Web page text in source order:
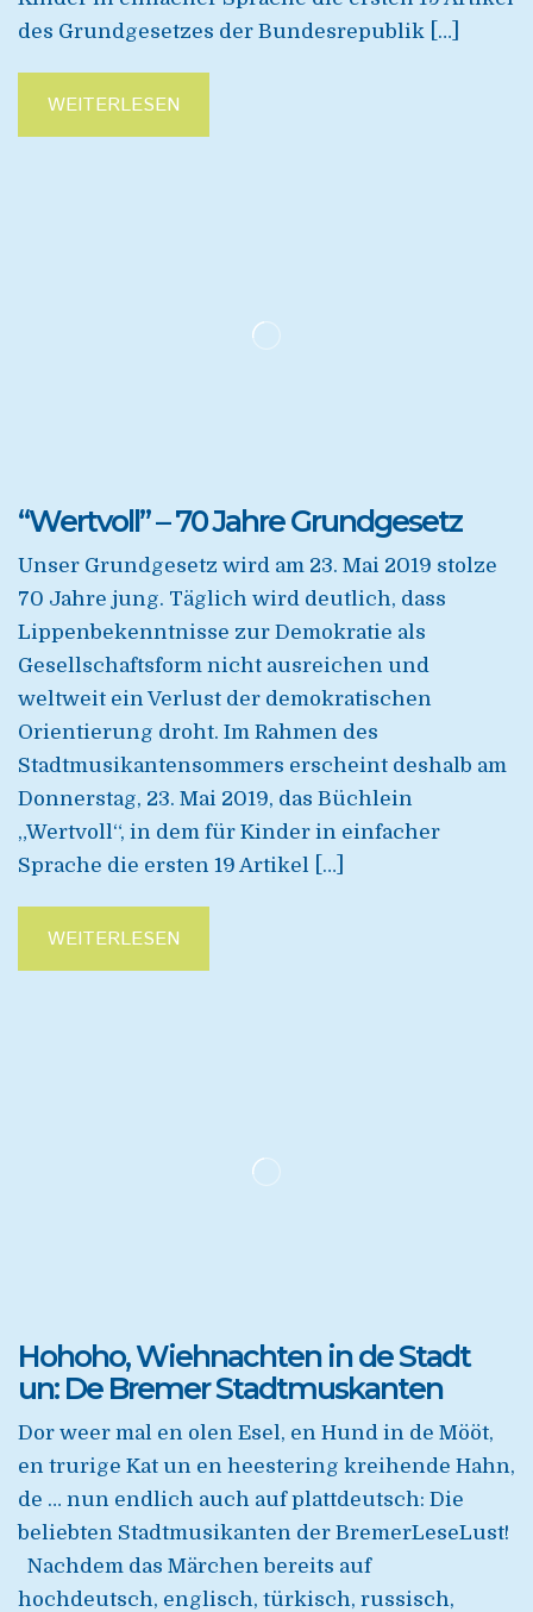
des Grundgesetzes der Bundesrepublik […]
WEITERLESEN
“Wertvoll” – 70 Jahre Grundgesetz
Unser Grundgesetz wird am 23. Mai 2019 stolze
70 Jahre jung. Täglich wird deutlich, dass
Lippenbekenntnisse zur Demokratie als
Gesellschaftsform nicht ausreichen und
weltweit ein Verlust der demokratischen
Orientierung droht. Im Rahmen des
Stadtmusikantensommers erscheint deshalb am
Donnerstag, 23. Mai 2019, das Büchlein
„Wertvoll“, in dem für Kinder in einfacher
Sprache die ersten 19 Artikel […]
WEITERLESEN
Hohoho, Wiehnachten in de Stadt
un: De Bremer Stadtmuskanten
Dor weer mal en olen Esel, en Hund in de Mööt,
en trurige Kat un en heestering kreihende Hahn,
de … nun endlich auch auf plattdeutsch: Die
beliebten Stadtmusikanten der BremerLeseLust!
Nachdem das Märchen bereits auf
hochdeutsch, englisch, türkisch, russisch,